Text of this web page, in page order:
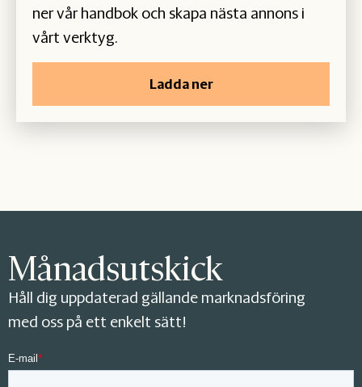
ner vår handbok och skapa nästa annons i
vårt verktyg.
Ladda ner
Månadsutskick
Håll dig uppdaterad gällande marknadsföring
med oss på ett enkelt sätt!